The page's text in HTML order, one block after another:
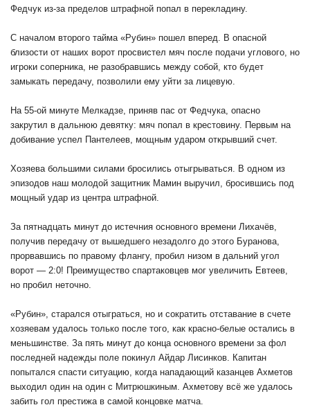
Федчук из-за пределов штрафной попал в перекладину.
С началом второго тайма «Рубин» пошел вперед. В опасной
близости от наших ворот просвистел мяч после подачи углового, но
игроки соперника, не разобравшись между собой, кто будет
замыкать передачу, позволили ему уйти за лицевую.
На 55-ой минуте Мелкадзе, приняв пас от Федчука, опасно
закрутил в дальнюю девятку: мяч попал в крестовину. Первым на
добивание успел Пантелеев, мощным ударом открывший счет.
Хозяева большими силами бросились отыгрываться. В одном из
эпизодов наш молодой защитник Мамин выручил, бросившись под
мощный удар из центра штрафной.
За пятнадцать минут до истечния основного времени Лихачёв,
получив передачу от вышедшего незадолго до этого Буранова,
прорвавшись по правому флангу, пробил низом в дальний угол
ворот — 2:0! Преимущество спартаковцев мог увеличить Евтеев,
но пробил неточно.
«Рубин», старался отыграться, но и сократить отставание в счете
хозяевам удалось только после того, как красно-белые остались в
меньшинстве. За пять минут до конца основного времени за фол
последней надежды поле покинул Айдар Лисинков. Капитан
попытался спасти ситуацию, когда нападающий казанцев Ахметов
выходил один на один с Митрюшкиным. Ахметову всё же удалось
забить гол престижа в самой концовке матча.